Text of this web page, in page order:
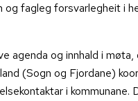
og fagleg forsvarlegheit i
agenda og innhald i
(Sogn og Fjordane)
i